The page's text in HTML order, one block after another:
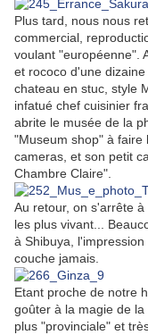
Plus tard, nous nous
commercial,
voulant "européenne".
et rococo d'une
chateau en stuc, style
infatué chef cuisinier
abrite le musée de la
"Museum shop" à faire
cameras, et son petit
Chambre Claire".
Au retour, on s'arrête
les plus vivant...
à Shibuya,
couche jamais.
Etant proche de notre
goûter à la magie de
plus "provinciale" et